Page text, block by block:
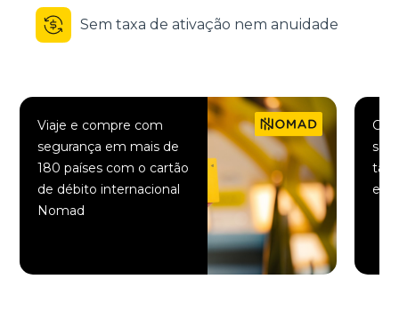
Sem taxa de ativação nem anuidade
Viaje e compre com
segurança em mais de
180 países com o cartão
de débito internacional
Nomad